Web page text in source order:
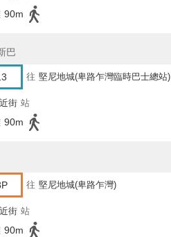
90m
巴
往 堅尼地城(卑路乍灣臨時巴士總站)
街 站
90m
往 堅尼地城(卑路乍灣)
街 站
90m